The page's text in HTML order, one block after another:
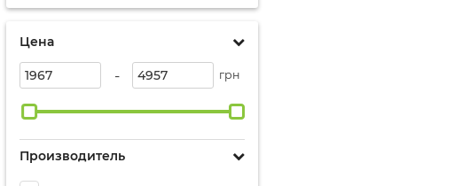
Цена
- грн
Производитель